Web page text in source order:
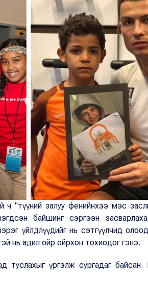
ч "түүний залуу фенийнхээ мэс
байшинг сэргээн
үйлдлүүдийг нь сэтгүүлчид
нь адил ойр ойрхон тохиодог гэнэ.
туслахыг үргэлж сургадаг байсан.